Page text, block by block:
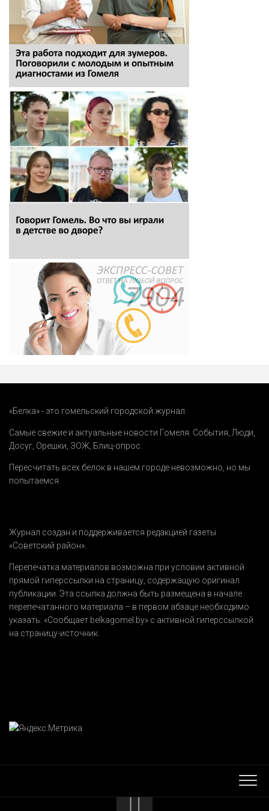
«Белка» - это гомельский городской журнал.
Самые свежие и актуальные новости Гомеля. События,Люди,
Досуг, Орешки, ЗОЖ, Блиц-опрос.
Пересчитать всех белок в нашем городе невозможно, но мы
попытаемся.
Журнал создан и поддерживается редакцией газеты
«Советский район».
Перепечатка материалов возможна при условии активной
прямой гиперссылки на страницу, содержащую оригинал
публикации. Эта ссылка должна быть размещена в начале
перепечатанного материала – в первом абзаце необходимо
указать: «Сообщает belkagomel.by» с активной гиперссылкой
на страницу-источник.